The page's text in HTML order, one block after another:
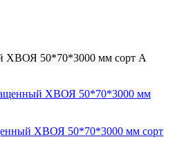
ХВОЯ 50*70*3000 мм сорт А
ХВОЯ 50*70*3000 мм сорт